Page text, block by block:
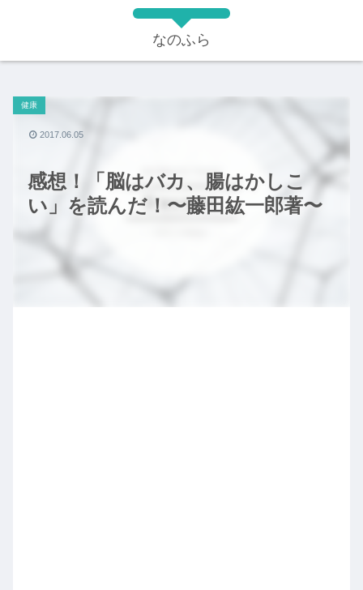
なのふら
感想！「脳はバカ、腸はかしこ
い」を読んだ！〜藤田紘一郎著〜
健康
2017.06.05